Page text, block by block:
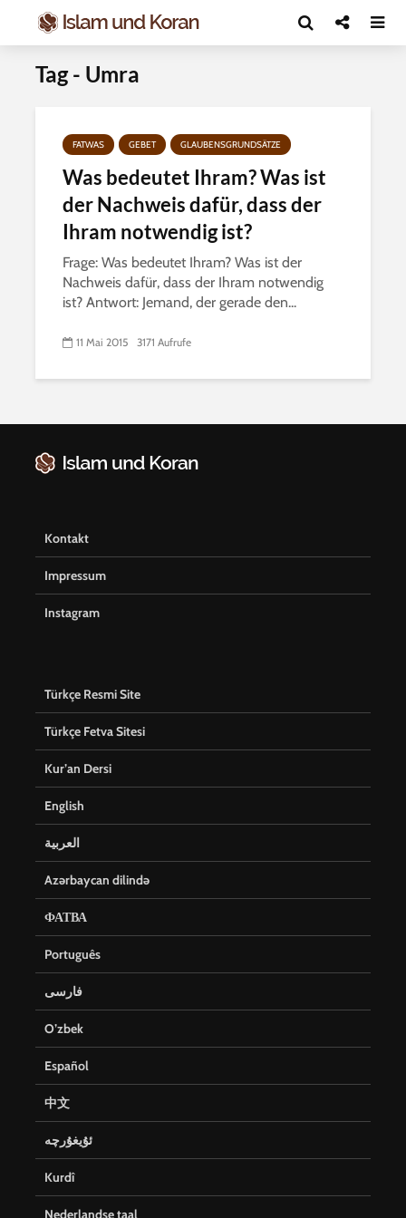
Tag - Umra
FATWAS GEBET GLAUBENSGRUNDSÄTZE
Was bedeutet Ihram? Was ist
der Nachweis dafür, dass der
Ihram notwendig ist?
Frage: Was bedeutet Ihram? Was ist der
Nachweis dafür, dass der Ihram notwendig
ist? Antwort: Jemand, der gerade den...
11 Mai 2015 3171 Aufrufe
Kontakt
Impressum
Instagram
Türkçe Resmi Site
Türkçe Fetva Sitesi
Kur’an Dersi
English
العربية
Azərbaycan dilində
ФАТВА
Português
فارسی
O’zbek
Español
中文
ئۇيغۇرچە
Kurdî
Nederlandse taal